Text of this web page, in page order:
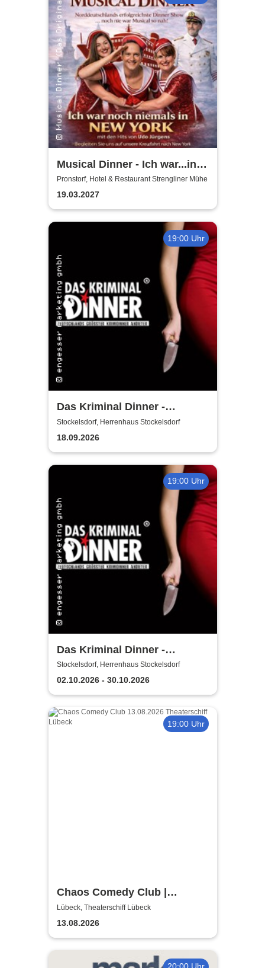
Musical Dinner - Ich war...in
NY Special
Pronstorf, Hotel & Restaurant Strengliner Mühe
19.03.2027
19:00 Uhr
Das Kriminal Dinner -
Hauptkommissar Schröder
ermittelt
Stockelsdorf, Herrenhaus Stockelsdorf
18.09.2026
19:00 Uhr
Das Kriminal Dinner -
Krimidinner: Ein
Behördenmord
Stockelsdorf, Herrenhaus Stockelsdorf
02.10.2026 - 30.10.2026
19:00 Uhr
Chaos Comedy Club |
Theaterschiff Lübeck
Lübeck, Theaterschiff Lübeck
13.08.2026